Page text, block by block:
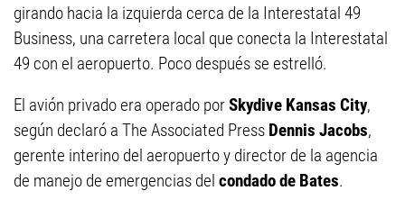
girando hacia la izquierda cerca de la Interestatal 49
Business, una carretera local que conecta la Interestatal
49 con el aeropuerto. Poco después se estrelló.
El avión privado era operado porSkydive Kansas City,
según declaró a The Associated Press Dennis Jacobs,
gerente interino del aeropuerto y director de la agencia
de manejo de emergencias del condado de Bates.